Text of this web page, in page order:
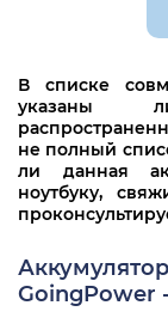
В списке
указаны
не полный
ли данная
ноутбуку,
GoingPower